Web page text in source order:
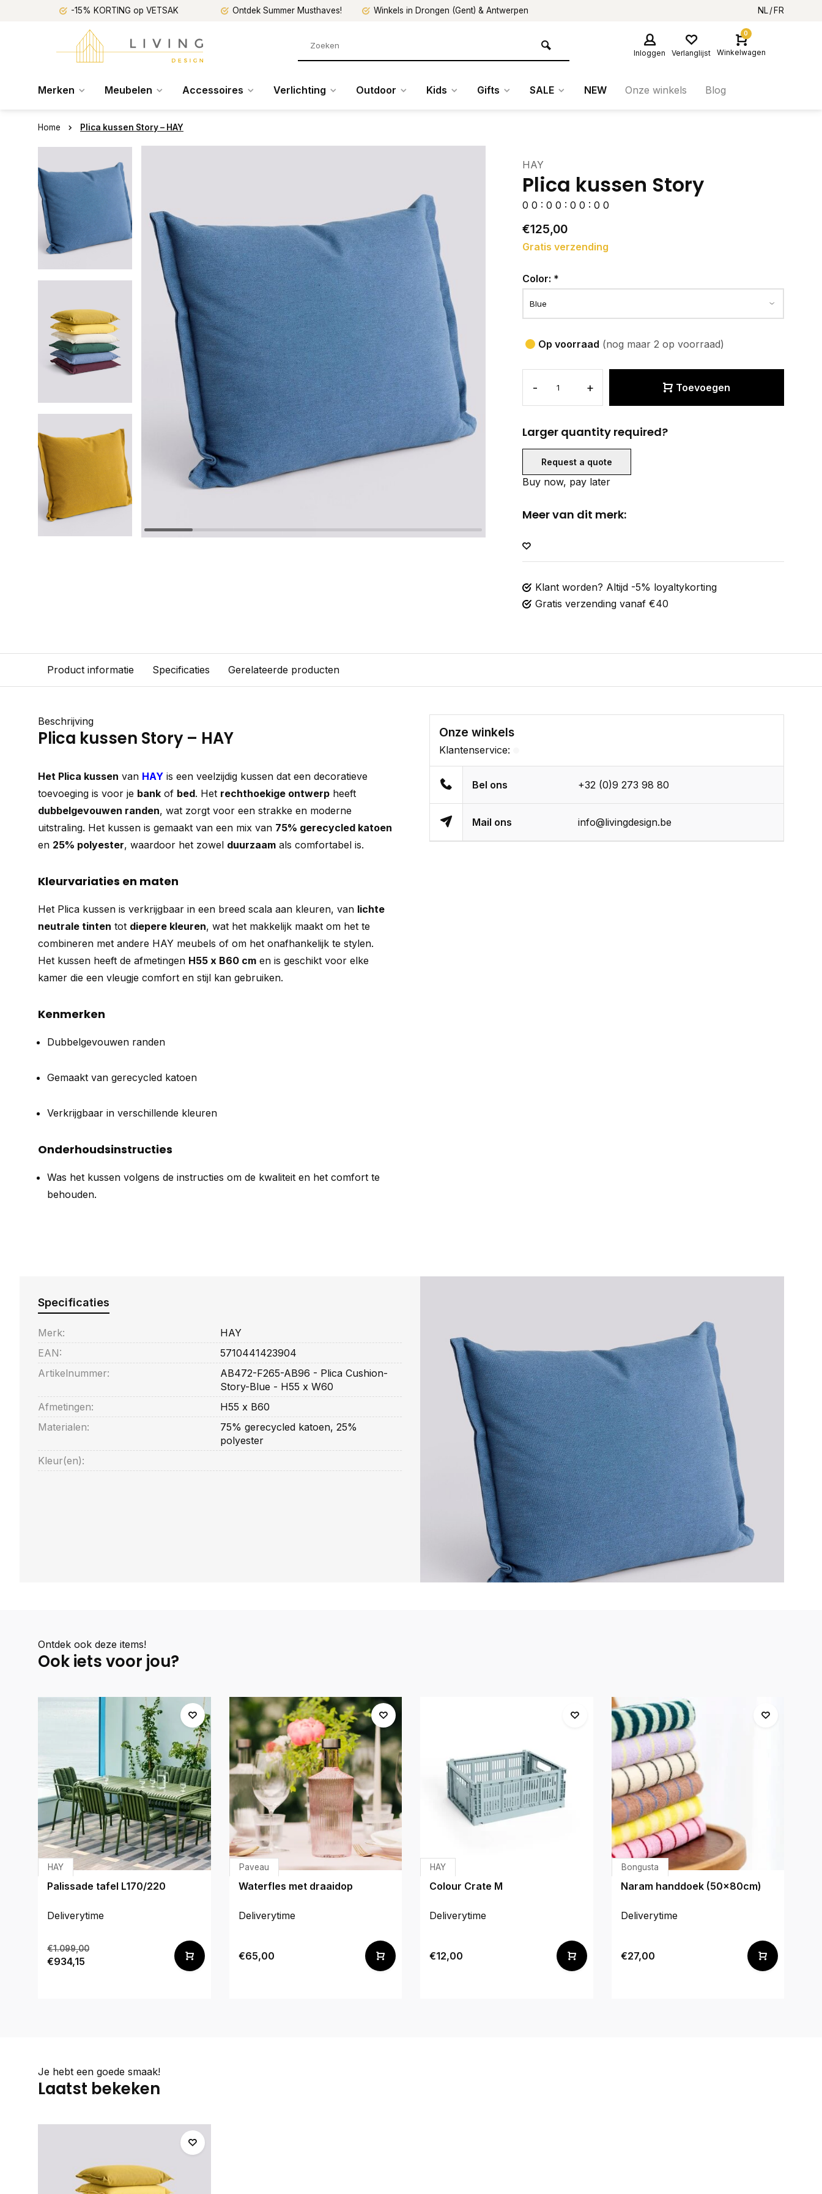
-15% KORTING op VETSAK Ontdek Summer Musthaves! Winkels in Drongen (Gent) & Antwerpen NL FR
Inloggen Verlanglijst
0
Winkelwagen
Merken Meubelen Accessoires Verlichting Outdoor Kids Gifts SALE NEW Onze winkels Blog
Home Plica kussen Story – HAY
HAY
Plica kussen Story
0 0 : 0 0 : 0 0 : 0 0
€125,00
Gratis verzending
Color: *
Op voorraad (nog maar 2 op voorraad)
- + Toevoegen
Larger quantity required?
Request a quote
Buy now, pay later
Meer van dit merk:
Klant worden? Altijd -5% loyaltykorting
Gratis verzending vanaf €40
Product informatie Specificaties Gerelateerde producten
Beschrijving
Plica kussen Story – HAY
Het Plica kussen van HAY is een veelzijdig kussen dat een decoratieve
toevoeging is voor je bank of bed. Het rechthoekige ontwerp heeft
dubbelgevouwen randen, wat zorgt voor een strakke en moderne
uitstraling. Het kussen is gemaakt van een mix van 75% gerecycled katoen
en 25% polyester, waardoor het zowel duurzaam als comfortabel is.
Kleurvariaties en maten
Het Plica kussen is verkrijgbaar in een breed scala aan kleuren, van lichte
neutrale tinten tot diepere kleuren, wat het makkelijk maakt om het te
combineren met andere HAY meubels of om het onafhankelijk te stylen.
Het kussen heeft de afmetingen H55 x B60 cm en is geschikt voor elke
kamer die een vleugje comfort en stijl kan gebruiken.
Kenmerken
Dubbelgevouwen randen
Gemaakt van gerecycled katoen
Verkrijgbaar in verschillende kleuren
Onderhoudsinstructies
Was het kussen volgens de instructies om de kwaliteit en het comfort te
behouden.
Onze winkels
Klantenservice:
Bel ons +32 (0)9 273 98 80
Mail ons info@livingdesign.be
Specificaties
Merk:
HAY
EAN:
5710441423904
Artikelnummer:
AB472-F265-AB96 - Plica Cushion-
Story-Blue - H55 x W60
Afmetingen:
H55 x B60
Materialen:
75% gerecycled katoen, 25%
polyester
Kleur(en):
Ontdek ook deze items!
Ook iets voor jou?
HAY
Palissade tafel L170/220
Deliverytime
€1.099,00
€934,15
Paveau
Waterfles met draaidop
Deliverytime
€65,00
HAY
Colour Crate M
Deliverytime
€12,00
Bongusta
Naram handdoek (50x80cm)
Deliverytime
€27,00
Je hebt een goede smaak!
Laatst bekeken